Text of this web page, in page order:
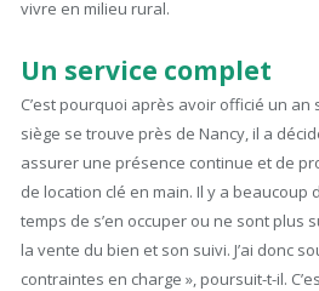
vivre en milieu rural.
Un service complet
C’est pourquoi après avoir officié un
siège se trouve près de Nancy, il a
assurer une présence continue et de
de location clé en main. Il y a beaucoup
temps de s’en occuper ou ne sont plus
la vente du bien et son suivi. J’ai donc
contraintes en charge », poursuit-t-il.